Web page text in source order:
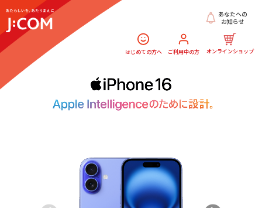
はじめての方へ ご利用中の方 オンラインショップ
あなたへの
お知らせ